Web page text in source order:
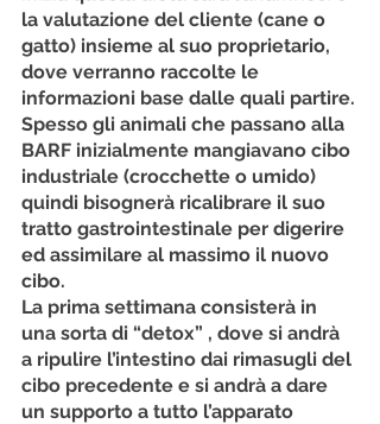
la valutazione del cliente (cane o
gatto) insieme al suo proprietario,
dove verranno raccolte le
informazioni base dalle quali partire.
Spesso gli animali che passano alla
BARF inizialmente mangiavano cibo
industriale (crocchette o umido)
quindi bisognerà ricalibrare il suo
tratto gastrointestinale per digerire
ed assimilare al massimo il nuovo
cibo.
La prima settimana consisterà in
una sorta di “detox” , dove si andrà
a ripulire l’intestino dai rimasugli del
cibo precedente e si andrà a dare
un supporto a tutto l’apparato